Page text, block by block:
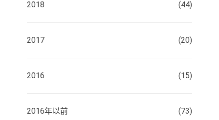
2018 (44)
2017 (20)
2016 (15)
2016年以前 (73)